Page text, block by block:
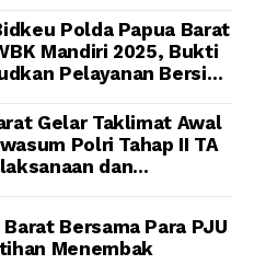
Polda Papua Barat
Mandiri 2025, Bukti
Pelayanan Bersih
Gelar Taklimat Awal
Polri Tahap II TA
dan
Bersama Para PJU
Menembak